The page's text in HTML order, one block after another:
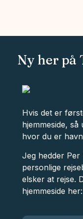
Ny her på
Hvis det er
hjemmeside,
hvor du er
Jeg hedder Per
personlige
elsker at rejse.
hjemmeside her: